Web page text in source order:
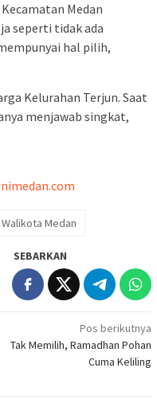
Medan
seperti tidak ada
hal pilih,
Kelurahan Terjun. Saat
menjawab singkat,
Walikota Medan
SEBARKAN
Pos berikutnya
Tak Memilih, Ramadhan Pohan
Cuma Keliling